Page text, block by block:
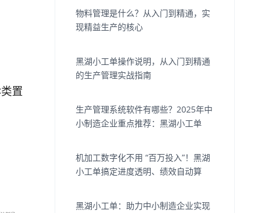
置
物料管理是什么？从入门到精通，实
现精益生产的核心
黑湖小工单操作说明，从入门到精通
的生产管理实战指南
生产管理系统软件有哪些？2025年中
小制造企业重点推荐：黑湖小工单
机加工数字化不用 “百万投入”！黑湖
小工单搞定进度透明、绩效自动算
黑湖小工单：助力中小制造企业实现